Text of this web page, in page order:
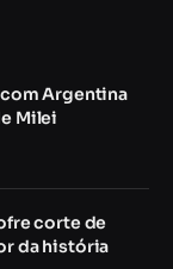
Argentina
Milei
corte de
da história